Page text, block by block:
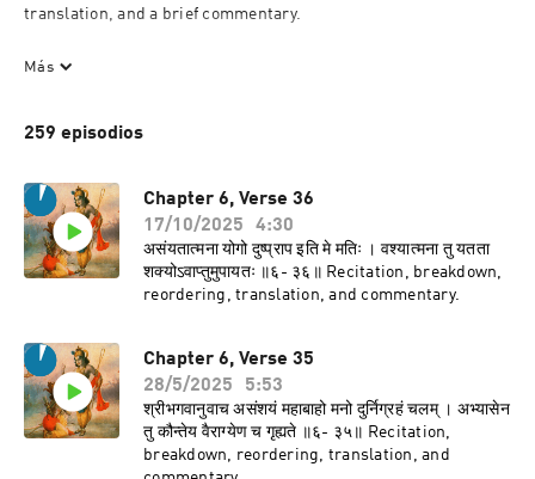
translation, and a brief commentary.
Swami Gambhirananda's translation is available at
Swami Chinmayananda's translation is available at
Chinmayananda/dp/817597074X. Dr. Sundar Hattangadi's गीता
संधिविग्रह अन्वय is available at
https://sanskritdocuments.org/doc_giitaa/gitAanvayasandhivi
graha.pdf.
Más
259 episodios
Chapter 6, Verse 36
17/10/2025
4:30
असंयतात्मना योगो दुष्प्राप इति मे मतिः । वश्यात्मना तु यतता
शक्योऽवाप्तुमुपायतः ॥६- ३६॥ Recitation, breakdown,
reordering, translation, and commentary.
Chapter 6, Verse 35
28/5/2025
5:53
श्रीभगवानुवाच असंशयं महाबाहो मनो दुर्निग्रहं चलम् । अभ्यासेन
तु कौन्तेय वैराग्येण च गृह्यते ॥६- ३५॥ Recitation,
breakdown, reordering, translation, and